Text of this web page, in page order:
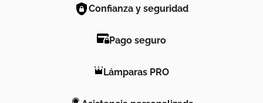
Confianza y seguridad
Pago seguro
Lámparas PRO